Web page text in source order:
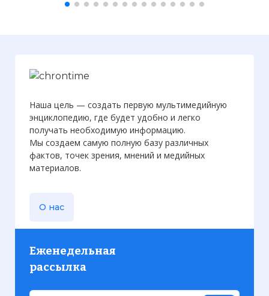
Наша цель — создать первую мультимедийную
энциклопедию, где будет удобно и легко
получать необходимую информацию.
Мы создаем самую полную базу различных
фактов, точек зрения, мнений и медийных
материалов.
О нас
Еженедельная
рассылка